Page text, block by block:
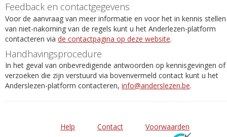
Feedback en contactgegevens
Voor de aanvraag van meer informatie en voor het in kennis stellen
van niet-nakoming van de regels kunt u het Anderlezen-platform
contacteren via de contactpagina op deze website.
Handhavingsprocedure
In het geval van onbevredigende antwoorden op kennisgevingen of
verzoeken die zijn verstuurd via bovenvermeld contact kunt u het
Anderslezen-platform contacteren, info@anderslezen.be.
Help Contact
Voorwaarden